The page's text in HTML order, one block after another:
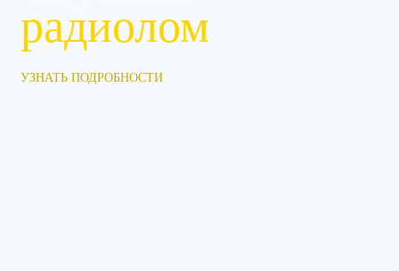
радиолом
УЗНАТЬ ПОДРОБНОСТИ